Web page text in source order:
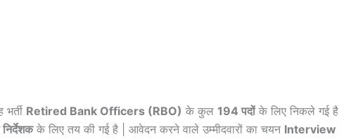
Retired Bank Officers (RBO) के कुल 194 पदोंके लिए निकले गई है |
के लिए तय की गई है | आवेदन करने वाले उम्मीदवारों का चयन Interview